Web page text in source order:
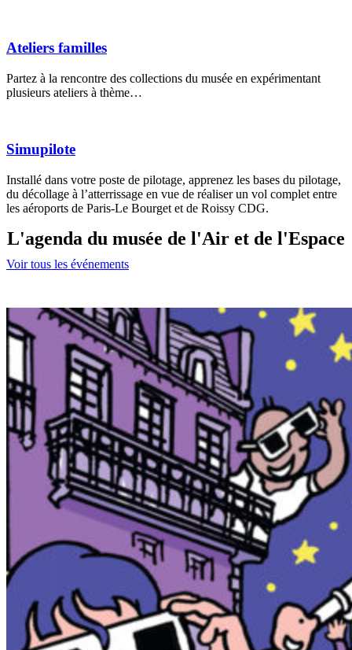
Ateliers familles
Partez à la rencontre des collections du musée en expérimentant
plusieurs ateliers à thème…
Simupilote
Installé dans votre poste de pilotage, apprenez les bases du pilotage,
du décollage à l’atterrissage en vue de réaliser un vol complet entre
les aéroports de Paris-Le Bourget et de Roissy CDG.
L'agenda du musée de l'Air et de l'Espace
Voir tous les événements